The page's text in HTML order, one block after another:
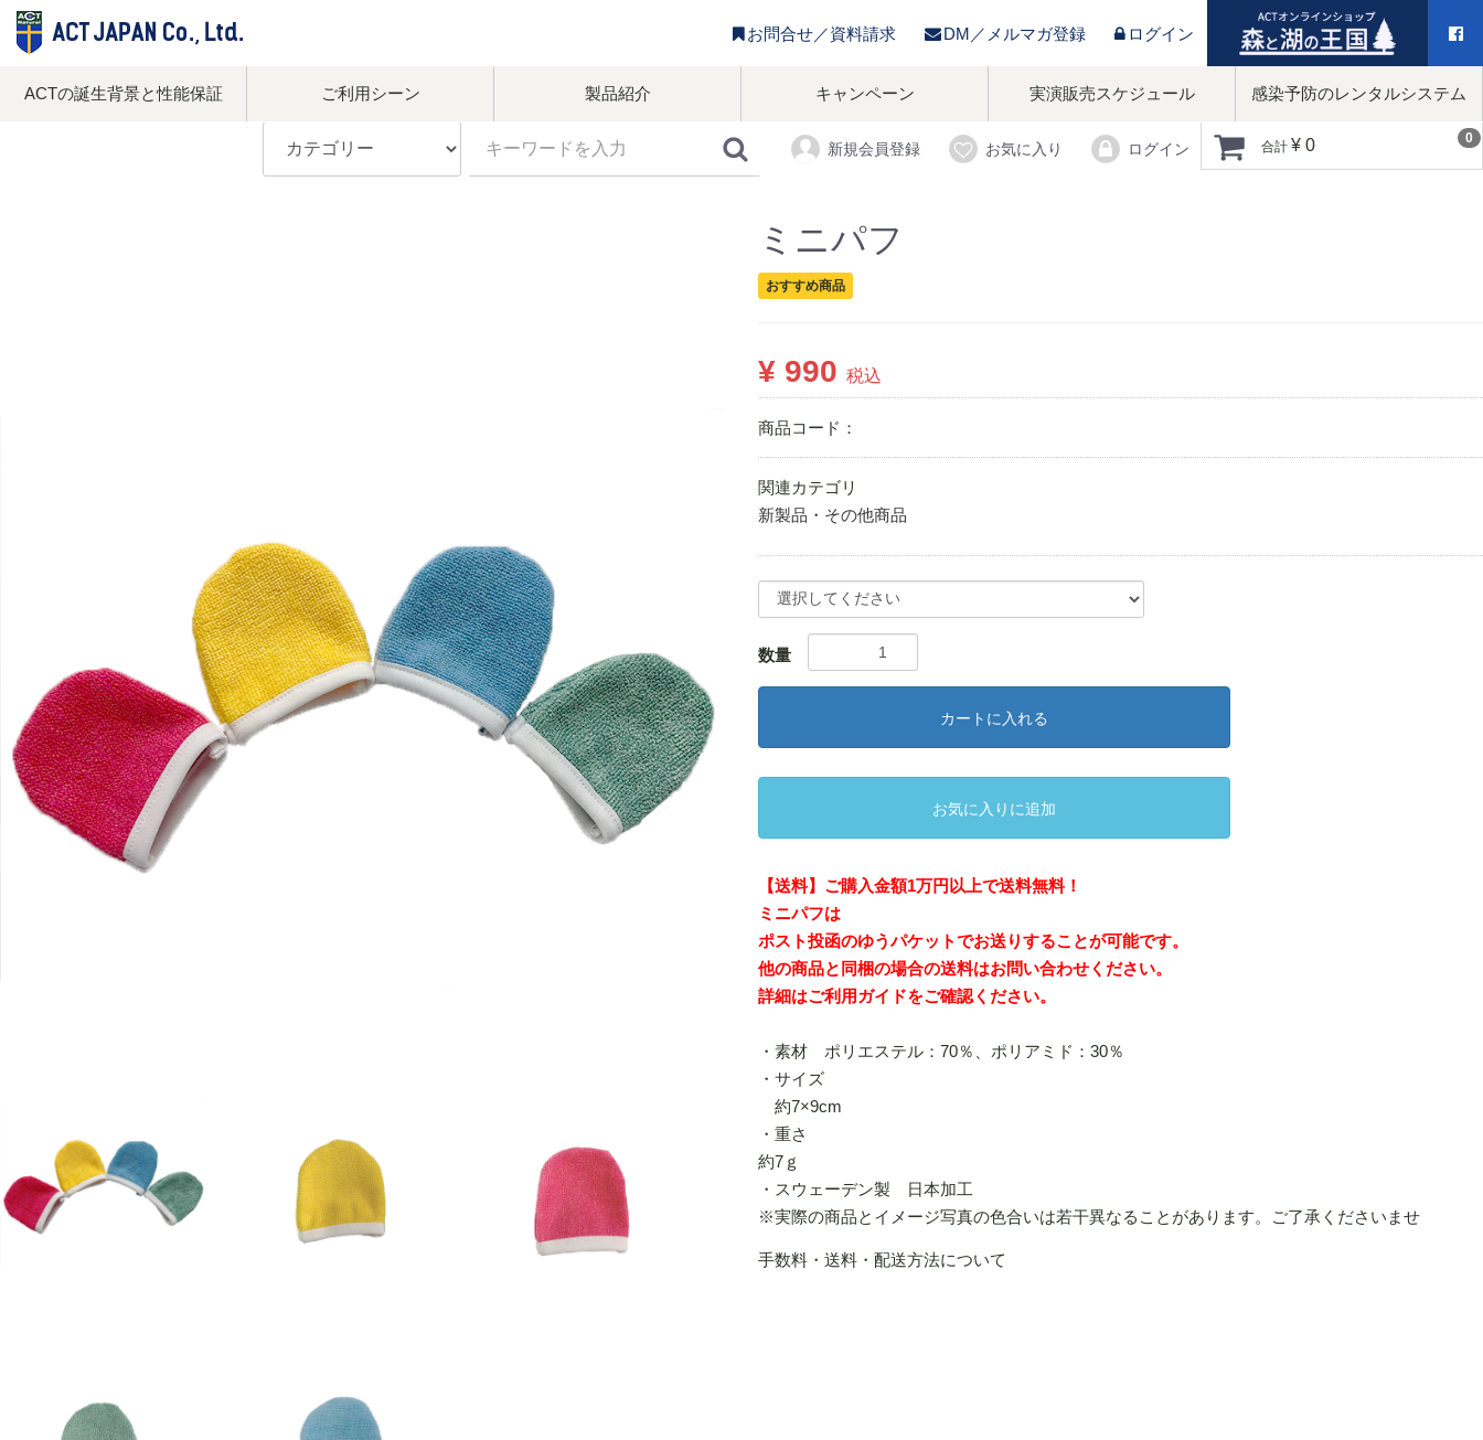
お問合せ／資料請求 DM／メルマガ登録 ログイン
ACTの誕生背景と性能保証 ご利用シーン 製品紹介 キャンペーン 実演販売スケジュール 感染予防のレンタルシステム
0
合計 ¥ 0
新規会員登録 お気に入り ログイン
ミニパフ
おすすめ商品
¥ 990 税込
商品コード：
関連カテゴリ
新製品・その他商品
数量
カートに入れる
お気に入りに追加
【送料】ご購入金額1万円以上で送料無料！
ミニパフは
ポスト投函のゆうパケットでお送りすることが可能です。
他の商品と同梱の場合の送料はお問い合わせください。
詳細はご利用ガイドをご確認ください。
・素材 ポリエステル：70％、ポリアミド：30％
・サイズ
約7×9cm
・重さ
約7ｇ
・スウェーデン製 日本加工
※実際の商品とイメージ写真の色合いは若干異なることがあります。ご了承くださいませ
手数料・送料・配送方法について